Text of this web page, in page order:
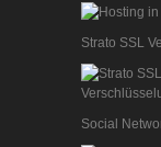
Strato SSL
Social